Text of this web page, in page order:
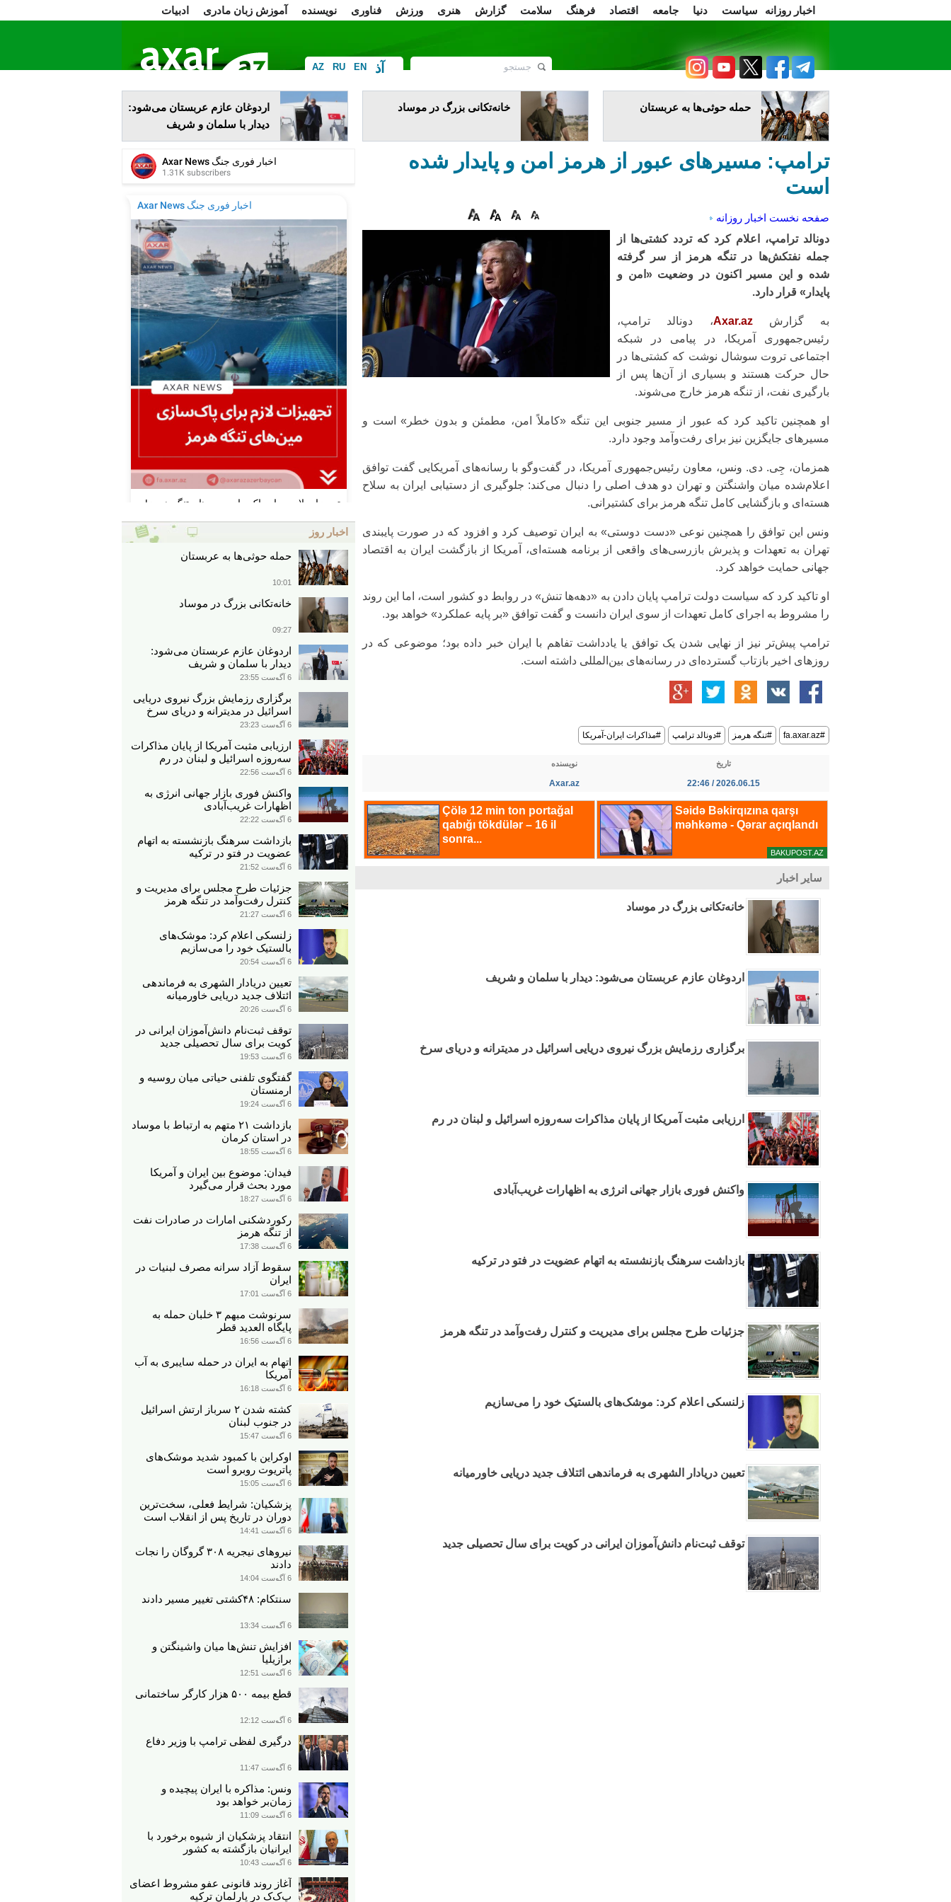
اخبار روزانه سیاست دنیا جامعه اقتصاد فرهنگ سلامت گزارش هنری ورزش فناوری نویسنده آموزش زبان مادری
ادبیات
AZ RU EN آذ
فا
حمله حوثی‌ها به عربستان خانه‌تکانی بزرگ در موساد
اردوغان عازم عربستان می‌شود:
دیدار با سلمان و شریف
ترامپ: مسیرهای عبور از هرمز امن و پایدار شده
است
صفحه نخست اخبار روزانه
دونالد ترامپ، اعلام کرد که تردد کشتی‌ها از
جمله نفتکش‌ها در تنگه هرمز از سر گرفته
شده و این مسیر اکنون در وضعیت «امن و
پایدار» قرار دارد.
به گزارشAxar.az، دونالد ترامپ،
رئیس‌جمهوری آمریکا، در پیامی در شبکه
اجتماعی تروت سوشال نوشت که کشتی‌ها در
حال حرکت هستند و بسیاری از آن‌ها پس از
بارگیری نفت، از تنگه هرمز خارج می‌شوند.
او همچنین تاکید کرد که عبور از مسیر جنوبی این تنگه «کاملاً امن، مطمئن و بدون خطر» است و
مسیرهای جایگزین نیز برای رفت‌وآمد وجود دارد.
همزمان، جِی. دی. ونس، معاون رئیس‌جمهوری آمریکا، در گفت‌وگو با رسانه‌های آمریکایی گفت توافق
اعلام‌شده میان واشنگتن و تهران دو هدف اصلی را دنبال می‌کند: جلوگیری از دستیابی ایران به سلاح
هسته‌ای و بازگشایی کامل تنگه هرمز برای کشتیرانی.
ونس این توافق را همچنین نوعی «دست دوستی» به ایران توصیف کرد و افزود که در صورت پایبندی
تهران به تعهدات و پذیرش بازرسی‌های واقعی از برنامه هسته‌ای، آمریکا از بازگشت ایران به اقتصاد
جهانی حمایت خواهد کرد.
او تاکید کرد که سیاست دولت ترامپ پایان دادن به «دهه‌ها تنش» در روابط دو کشور است، اما این روند
را مشروط به اجرای کامل تعهدات از سوی ایران دانست و گفت توافق «بر پایه عملکرد» خواهد بود.
ترامپ پیش‌تر نیز از نهایی شدن یک توافق یا یادداشت تفاهم با ایران خبر داده بود؛ موضوعی که در
روزهای اخیر بازتاب گسترده‌ای در رسانه‌های بین‌المللی داشته است.
#fa.axar.az #تنگه هرمز #دونالد ترامپ #مذاکرات ایران-آمریکا
تاریخ
2026.06.15 / 22:46
نویسنده
Axar.az
سایر اخبار
خانه‌تکانی بزرگ در موساد
اردوغان عازم عربستان می‌شود: دیدار با سلمان و شریف
برگزاری رزمایش بزرگ نیروی دریایی اسرائیل در مدیترانه و دریای سرخ​
ارزیابی مثبت آمریکا از پایان مذاکرات سه‌روزه اسرائیل و لبنان در رم
واکنش فوری بازار جهانی انرژی به اظهارات غریب‌آبادی
بازداشت سرهنگ بازنشسته به اتهام عضویت در فتو در ترکیه
جزئیات طرح مجلس برای مدیریت و کنترل رفت‌وآمد در تنگه هرمز
زلنسکی اعلام کرد: موشک‌های بالستیک خود را می‌سازیم
تعیین دریادار الشهری به فرماندهی ائتلاف جدید دریایی خاورمیانه
توقف ثبت‌نام دانش‌آموزان ایرانی در کویت برای سال تحصیلی جدید
اخبار روز
حمله حوثی‌ها به عربستان
10:01
خانه‌تکانی بزرگ در موساد
09:27
اردوغان عازم عربستان می‌شود:
دیدار با سلمان و شریف
6 آگوست 23:55
برگزاری رزمایش بزرگ نیروی دریایی
اسرائیل در مدیترانه و دریای سرخ​
6 آگوست 23:23
ارزیابی مثبت آمریکا از پایان مذاکرات
سه‌روزه اسرائیل و لبنان در رم
6 آگوست 22:56
واکنش فوری بازار جهانی انرژی به
اظهارات غریب‌آبادی
6 آگوست 22:22
بازداشت سرهنگ بازنشسته به اتهام
عضویت در فتو در ترکیه
6 آگوست 21:52
جزئیات طرح مجلس برای مدیریت و
کنترل رفت‌وآمد در تنگه هرمز
6 آگوست 21:27
زلنسکی اعلام کرد: موشک‌های
بالستیک خود را می‌سازیم
6 آگوست 20:54
تعیین دریادار الشهری به فرماندهی
ائتلاف جدید دریایی خاورمیانه
6 آگوست 20:26
توقف ثبت‌نام دانش‌آموزان ایرانی در
کویت برای سال تحصیلی جدید
6 آگوست 19:53
گفتگوی تلفنی حیاتی میان روسیه و
ارمنستان
6 آگوست 19:24
بازداشت ۲۱ متهم به ارتباط با موساد
در استان کرمان
6 آگوست 18:55
فیدان: موضوع بین ایران و آمریکا
مورد بحث قرار می‌گیرد
6 آگوست 18:27
رکوردشکنی امارات در صادرات نفت
از تنگه هرمز
6 آگوست 17:38
سقوط آزاد سرانه مصرف لبنیات در
ایران
6 آگوست 17:01
سرنوشت مبهم ۳ خلبان حمله به
پایگاه العدید قطر
6 آگوست 16:56
اتهام به ایران در حمله سایبری به آب
آمریکا
6 آگوست 16:18
کشته شدن ۲ سرباز ارتش اسرائیل
در جنوب لبنان
6 آگوست 15:47
اوکراین با کمبود شدید موشک‌های
پاتریوت روبرو است
6 آگوست 15:05
پزشکیان: شرایط فعلی، سخت‌ترین
دوران در تاریخ پس از انقلاب است
6 آگوست 14:41
نیروهای نیجریه‌ ۳۰۸ گروگان را نجات
دادند
6 آگوست 14:04
سنتکام: ۴۸کشتی تغییر مسیر دادند
6 آگوست 13:34
افزایش تنش‌ها میان واشینگتن و
برازیلیا
6 آگوست 12:51
قطع بیمه ۵۰۰ هزار کارگر ساختمانی
6 آگوست 12:12
درگیری لفظی ترامپ با وزیر دفاع
6 آگوست 11:47
ونس: مذاکره با ایران پیچیده و
زمان‌بر خواهد بود
6 آگوست 11:09
انتقاد پزشکیان از شیوه برخورد با
ایرانیان بازگشته به کشور
6 آگوست 10:43
آغاز روند قانونی عفو مشروط اعضای
پ‌ک‌ک در پارلمان ترکیه